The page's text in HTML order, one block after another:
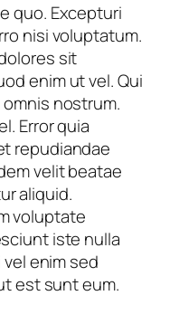
quo. Excepturi
nisi voluptatum.
sit
enim ut vel. Qui
nostrum.
Error quia
repudiandae
velit beatae
aliquid.
voluptate
iste nulla
enim sed
est sunt eum.